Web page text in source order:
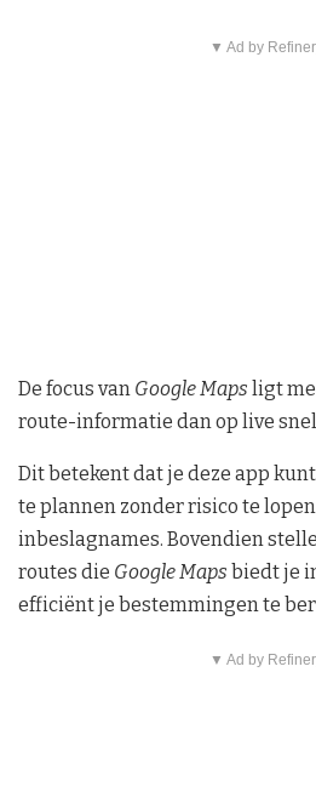
▼ Ad by
De focus van Google Maps ligt
route-informatie dan op live
Dit betekent dat je deze app
te plannen zonder risico te
inbeslagnames. Bovendien
routes die Google Maps biedt je
efficiënt je bestemmingen te
▼ Ad by